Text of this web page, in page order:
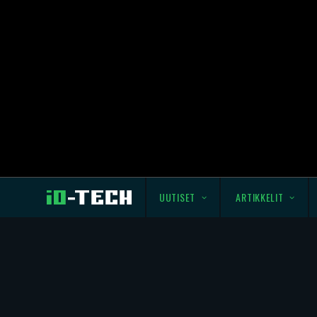
UUTISET ARTIKKELIT